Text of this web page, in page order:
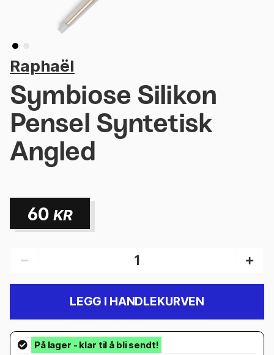
Raphaël
Symbiose Silikon
Pensel Syntetisk
Angled
60 KR
LEGG I HANDLEKURVEN